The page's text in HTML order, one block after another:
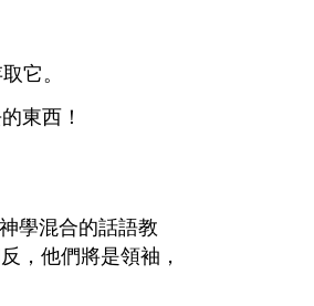
它。
東西！
學混合的話語教
，他們將是領袖，